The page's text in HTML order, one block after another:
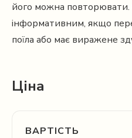
його можна
інформативним, якщо
поїла або має виражене
Ціна
ВАРТІСТЬ